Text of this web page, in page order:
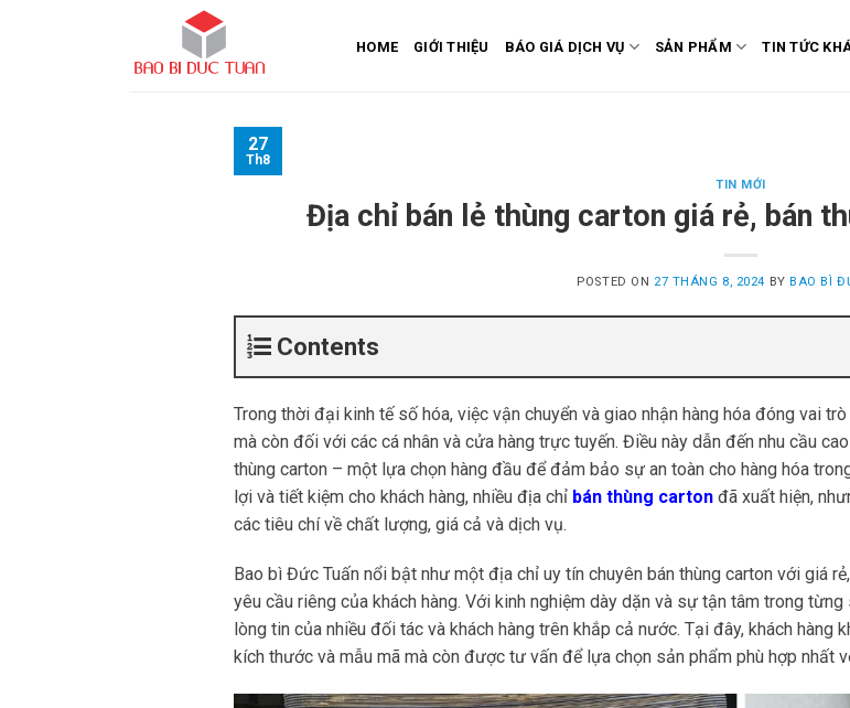
HOME GIỚI THIỆU BÁO GIÁ DỊCH VỤ SẢN PHẨM TIN TỨC
27
Th8
TIN MỚI
Địa chỉ bán lẻ thùng carton giá rẻ, bán
POSTED ON 27 THÁNG 8, 2024 BYBAO BÌ
Contents
Trong thời đại kinh tế số hóa, việc vận chuyển và giao nhận hàng hóa đóng vai
mà còn đối với các cá nhân và cửa hàng trực tuyến. Điều này dẫn đến nhu cầu
thùng carton – một lựa chọn hàng đầu để đảm bảo sự an toàn cho hàng hóa
lợi và tiết kiệm cho khách hàng, nhiều địa chỉ bán thùng carton đã xuất hiện,
các tiêu chí về chất lượng, giá cả và dịch vụ.
Bao bì Đức Tuấn nổi bật như một địa chỉ uy tín chuyên bán thùng carton với giá
yêu cầu riêng của khách hàng. Với kinh nghiệm dày dặn và sự tận tâm trong
lòng tin của nhiều đối tác và khách hàng trên khắp cả nước. Tại đây, khách
kích thước và mẫu mã mà còn được tư vấn để lựa chọn sản phẩm phù hợp nhất